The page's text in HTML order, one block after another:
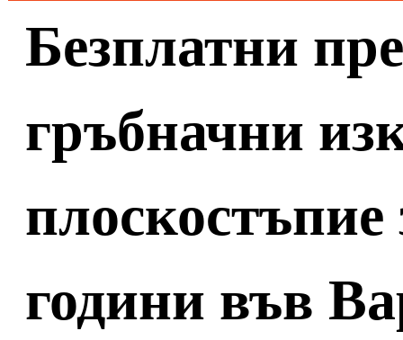
Безплатни
гръбначни
плоскостъпие
години във